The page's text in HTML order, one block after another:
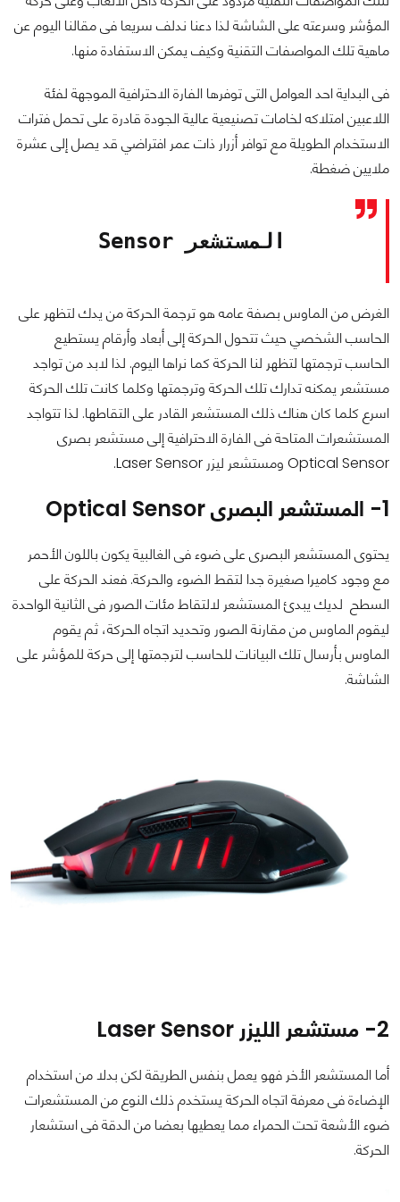
المؤشر وسرعته على الشاشة لذا دعنا ندلف سريعا فى مقالنا اليوم عن
ماهية تلك المواصفات التقنية وكيف يمكن الاستفادة منها.
فى البداية احد العوامل التى توفرها الفارة الاحترافية الموجهة لفئة
اللاعبين امتلاكه لخامات تصنيعية عالية الجودة قادرة على تحمل فترات
الاستخدام الطويلة مع توافر أزرار ذات عمر افتراضي قد يصل إلى عشرة
ملايين ضغطة.
المستشعر Sensor
الغرض من الماوس بصفة عامه هو ترجمة الحركة من يدك لتظهر على
الحاسب الشخصي حيث تتحول الحركة إلى أبعاد وأرقام يستطيع
الحاسب ترجمتها لتظهر لنا الحركة كما نراها اليوم. لذا لابد من تواجد
مستشعر يمكنه تدارك تلك الحركة وترجمتها وكلما كانت تلك الحركة
اسرع كلما كان هناك ذلك المستشعر القادر على التقاطها. لذا تتواجد
المستشعرات المتاحة فى الفارة الاحترافية إلى مستشعر بصرى
Optical Sensor ومستشعر ليزر Laser Sensor.
1- المستشعر البصرى Optical Sensor
يحتوى المستشعر البصرى على ضوء فى الغالبية يكون باللون الأحمر
مع وجود كاميرا صغيرة جدا لتقط الضوء والحركة. فعند الحركة على
السطح لديك يبدئ المستشعر لالتقاط مئات الصور فى الثانية الواحدة
ليقوم الماوس من مقارنة الصور وتحديد اتجاه الحركة، ثم يقوم
الماوس بأرسال تلك البيانات للحاسب لترجمتها إلى حركة للمؤشر على
الشاشة.
2- مستشعر الليزر Laser Sensor
أما المستشعر الأخر فهو يعمل بنفس الطريقة لكن بدلا من استخدام
الإضاءة فى معرفة اتجاه الحركة يستخدم ذلك النوع من المستشعرات
ضوء الأشعة تحت الحمراء مما يعطيها بعضا من الدقة فى استشعار
الحركة.